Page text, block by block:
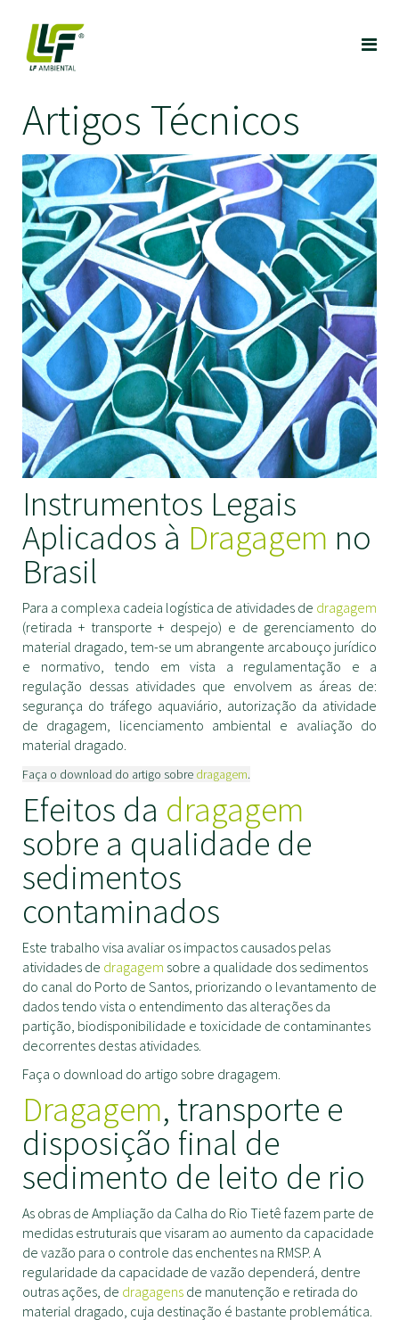
Artigos Técnicos
Instrumentos Legais
Aplicados à Dragagem no
Brasil
Para a complexa cadeia logística de atividades de dragagem
(retirada + transporte + despejo) e de gerenciamento do
material dragado, tem-se um abrangente arcabouço jurídico
e normativo, tendo em vista a regulamentação e a
regulação dessas atividades que envolvem as áreas de:
segurança do tráfego aquaviário, autorização da atividade
de dragagem, licenciamento ambiental e avaliação do
material dragado.
Faça o download do artigo sobre dragagem.
Efeitos da dragagem
sobre a qualidade de
sedimentos
contaminados
Este trabalho visa avaliar os impactos causados pelas
atividades de dragagem sobre a qualidade dos sedimentos
do canal do Porto de Santos, priorizando o levantamento de
dados tendo vista o entendimento das alterações da
partição, biodisponibilidade e toxicidade de contaminantes
decorrentes destas atividades.
Faça o download do artigo sobre dragagem.
Dragagem, transporte e
disposição final de
sedimento de leito de rio
As obras de Ampliação da Calha do Rio Tietê fazem parte de
medidas estruturais que visaram ao aumento da capacidade
de vazão para o controle das enchentes na RMSP. A
regularidade da capacidade de vazão dependerá, dentre
outras ações, de dragagens de manutenção e retirada do
material dragado, cuja destinação é bastante problemática.